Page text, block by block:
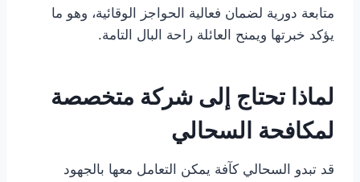
متابعة دورية لضمان فعالية الحواجز الوقائية، وهو ما
يؤكد خبرتها ويمنح العائلة راحة البال التامة.
لماذا تحتاج إلى شركة متخصصة
لمكافحة السحالي
قد تبدو السحالي كآفة يمكن التعامل معها بالجهود